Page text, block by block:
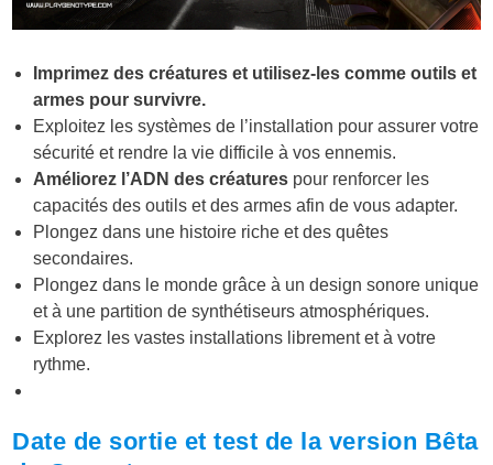
Imprimez des créatures et utilisez-les comme outils et
armes pour survivre.
Exploitez les systèmes de l’installation pour assurer votre
sécurité et rendre la vie difficile à vos ennemis.
Améliorez l’ADN des créatures pour renforcer les
capacités des outils et des armes afin de vous adapter.
Plongez dans une histoire riche et des quêtes
secondaires.
Plongez dans le monde grâce à un design sonore unique
et à une partition de synthétiseurs atmosphériques.
Explorez les vastes installations librement et à votre
rythme.
Date de sortie et test de la version Bêta